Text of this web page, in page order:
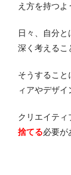
え方を持つよ
日々、自分
深く考えるこ
そうするこ
ィアやデザイ
クリエイティ
捨てる必要が